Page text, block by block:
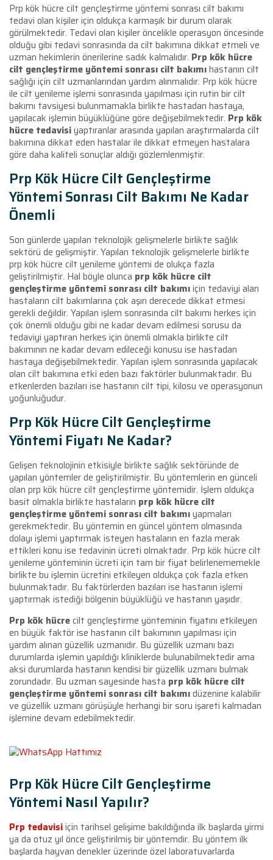
Prp kök hücre cilt gençleştirme yöntemi sonrası cilt bakımı
tedavi olan kişiler için oldukça karmaşık bir durum olarak
görülmektedir. Tedavi olan kişiler öncelikle operasyon öncesinde
olduğu gibi tedavi sonrasında da cilt bakımına dikkat etmeli ve
uzman hekimlerin önerilerine sadık kalmalıdır. Prp kök hücre
cilt gençleştirme yöntemi sonrası cilt bakımıhastanın cilt
sağlığı için cilt uzmanlarından yardım alınmalıdır. Prp kök hücre
ile cilt yenileme işlemi sonrasında yapılması için rutin bir cilt
bakımı tavsiyesi bulunmamakla birlikte hastadan hastaya,
yapılacak işlemin büyüklüğüne göre değişebilmektedir. Prp kök
hücre tedavisiyaptıranlar arasında yapılan araştırmalarda cilt
bakımına dikkat eden hastalar ile dikkat etmeyen hastalara
göre daha kaliteli sonuçlar aldığı gözlemlenmiştir.
Prp Kök Hücre Cilt Gençleştirme
Yöntemi Sonrası Cilt Bakımı Ne Kadar
Önemli
Son günlerde yapılan teknolojik gelişmelerle birlikte sağlık
sektörü de gelişmiştir. Yapılan teknolojik gelişmelerle birlikte
prp kök hücre cilt yenileme yöntemi de olukça fazla
geliştirilmiştir. Hal böyle olunca prp kök hücre cilt
gençleştirme yöntemi sonrası cilt bakımıiçin tedaviyi alan
hastaların cilt bakımlarına çok aşırı derecede dikkat etmesi
gerekli değildir. Yapılan işlem sonrasında cilt bakımı herkes için
çok önemli olduğu gibi ne kadar devam edilmesi sorusu da
tedaviyi yaptıran herkes için önemli olmakla birlikte cilt
bakımının ne kadar devam edileceği konusu ise hastadan
hastaya değişebilmektedir. Yapılan işlem sonrasında yapılacak
olan cilt bakımına etki eden bazı faktörler bulunmaktadır. Bu
etkenlerden bazıları ise hastanın cilt tipi, kilosu ve operasyonun
yoğunluğudur.
Prp Kök Hücre Cilt Gençleştirme
Yöntemi Fiyatı Ne Kadar?
Gelişen teknolojinin etkisiyle birlikte sağlık sektöründe de
yapılan yöntemler de geliştirilmiştir. Bu yöntemlerin en günceli
olan prp kök hücre cilt gençleştirme yöntemidir. İşlem oldukça
basit olmakla birlikte hastaların prp kök hücre cilt
gençleştirme yöntemi sonrası cilt bakımıyapmaları
gerekmektedir. Bu yöntemin en güncel yöntem olmasında
dolayı işlemi yaptırmak isteyen hastaların en fazla merak
ettikleri konu ise tedavinin ücreti olmaktadır. Prp kök hücre cilt
yenileme yönteminin ücreti için tam bir fiyat belirlenememekle
birlikte bu işlemin ücretini etkileyen oldukça çok fazla etken
bulunmaktadır. Bu faktörlerden bazıları ise hastanın işlemi
yaptırmak istediği bölgenin büyüklüğü ve hastanın yaşıdır.
Prp kök hücrecilt gençleştirme yönteminin fiyatını etkileyen
en büyük faktör ise hastanın cilt bakımının yapılması için
yardım alınan güzellik uzmanıdır. Bu güzellik uzmanı bazı
durumlarda işlemin yapıldığı kliniklerde bulunabilmektedir ama
aksi durumlarda hastanın kendisi bir güzellik uzmanı bulmak
zorundadır. Bu uzman sayesinde hasta prp kök hücre cilt
gençleştirme yöntemi sonrası cilt bakımıdüzenine kalabilir
ve güzellik uzmanı görüşüyle herhangi bir soru işareti kalmadan
işlemine devam edebilmektedir.
Prp Kök Hücre Cilt Gençleştirme
Yöntemi Nasıl Yapılır?
Prp tedavisiiçin tarihsel gelişime bakıldığında ilk başlarda yirmi
ya da otuz yıl önce geliştirilmiş bir yöntemdir. Bu yöntem ilk
başlarda hayvan denekler üzerinde özel laboratuvarlarda